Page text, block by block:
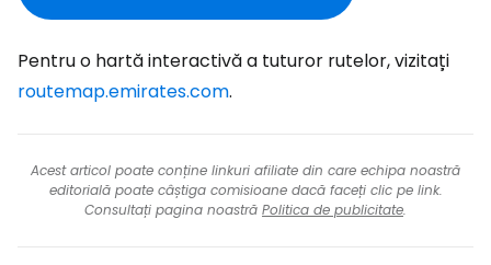
Pentru o hartă interactivă a tuturor rutelor, vizitați
routemap.emirates.com.
Acest articol poate conține linkuri afiliate din care echipa noastră
editorială poate câștiga comisioane dacă faceți clic pe link.
Consultați pagina noastră Politica de publicitate.